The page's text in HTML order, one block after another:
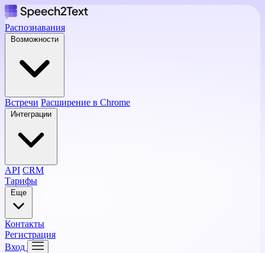
Распознавания
Возможности
Встречи Расширение в Chrome
Интеграции
API CRM
Тарифы
Еще
Контакты
Регистрация
Вход